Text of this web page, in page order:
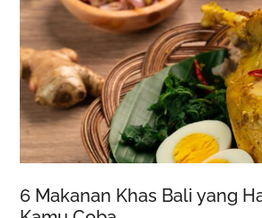
6 Makanan Khas Bali yang